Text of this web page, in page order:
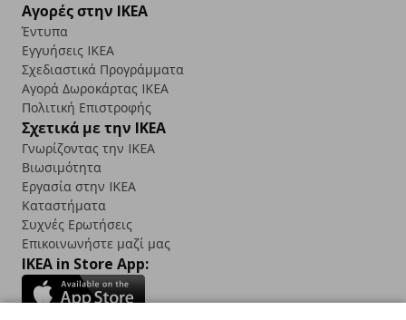
Αγορές στην IKEA
Έντυπα
Εγγυήσεις IKEA
Σχεδιαστικά Προγράμματα
Αγορά Δωρoκάρτας IKEA
Πολιτική Επιστροφής
Σχετικά με την IKEA
Γνωρίζοντας την IKEA
Βιωσιμότητα
Εργασία στην IKEA
Καταστήματα
Συχνές Ερωτήσεις
Επικοινωνήστε μαζί μας
IKEA in Store App: